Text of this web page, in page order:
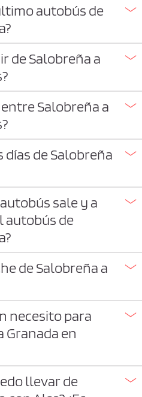
autobús de
de Salobreña a
Salobreña a
días de Salobreña
sale y a
autobús de
de Salobreña a
necesito para
Granada en
llevar de